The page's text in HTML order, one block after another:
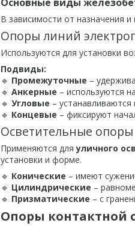
В зависимости от назначения
Опоры линий
Используются для установки
Подвиды:
🔹 Промежуточные –
🔹 Анкерные – используются
🔹 Угловые –
🔹 Концевые – фиксируют
Осветительные опоры
Применяются дляуличного
установки и форме.
🔹 Конические – имеют
🔹 Цилиндрические –
🔹 Призматические – с
Опоры контактной